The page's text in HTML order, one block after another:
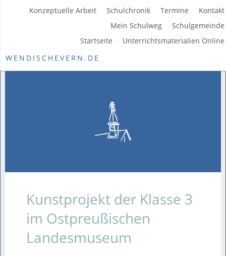
Kontakt
Termine
Schulchronik
Konzeptuelle Arbeit
Schulgemeinde
Mein Schulweg
Unterrichtsmaterialien Online
Startseite
WENDISCHEVERN.DE
Kunstprojekt der Klasse 3
im Ostpreußischen
Landesmuseum